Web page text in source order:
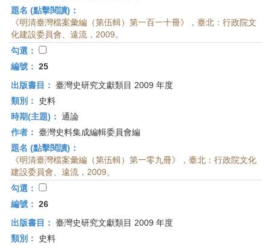
題名 (點擊閱讀)：
《明清臺灣檔案彙編（第伍輯）第一百一十冊》，臺北：行政院文
化建設委員會、遠流，2009。
勾選：
編號： 25
出版書目： 臺灣史研究文獻類目 2009 年度
類別：
史料
時期(主題)： 通論
作者： 臺灣史料集成編輯委員會編
題名 (點擊閱讀)：
《明清臺灣檔案彙編（第伍輯）第一零九冊》，臺北：行政院文化
建設委員會、遠流，2009。
勾選：
編號： 26
出版書目： 臺灣史研究文獻類目 2009 年度
類別：
史料